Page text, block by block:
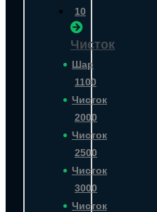
10
Чисток
Шар
1100
Чисток
2000
Чисток
2500
Чисток
3000
Чисток